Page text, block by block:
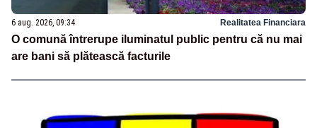
6 aug. 2026, 09:34 Realitatea Financiara
O comună întrerupe iluminatul public pentru că nu mai
are bani să plătească facturile